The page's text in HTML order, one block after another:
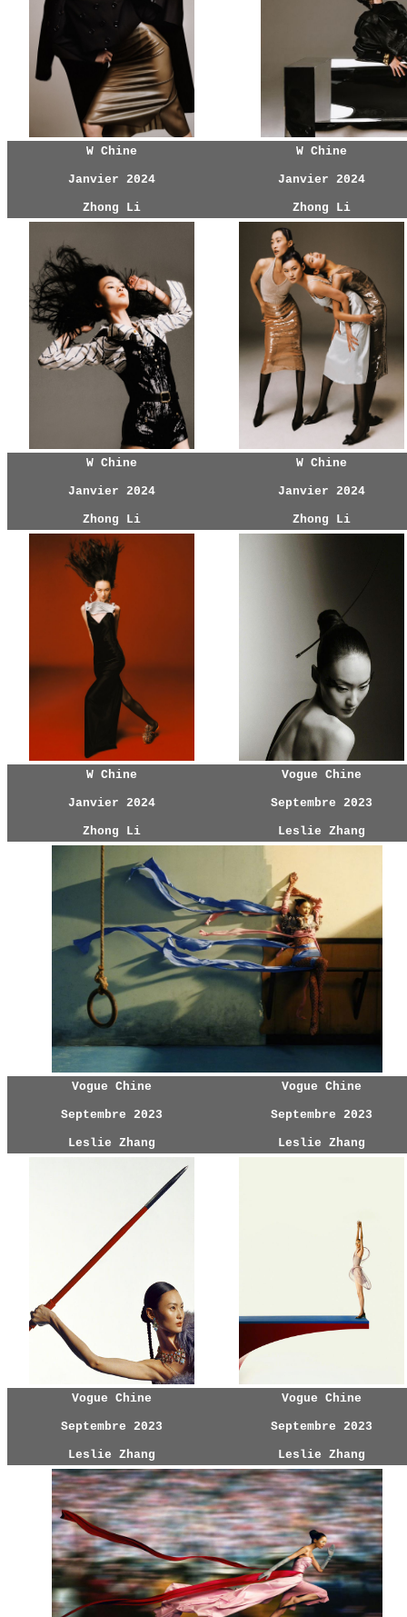
W Chine
Janvier 2024
Zhong Li
W Chine
Janvier 2024
Zhong Li
W Chine
Janvier 2024
Zhong Li
W Chine
Janvier 2024
Zhong Li
W Chine
Janvier 2024
Zhong Li
Vogue Chine
Septembre 2023
Leslie Zhang
Vogue Chine
Septembre 2023
Leslie Zhang
Vogue Chine
Septembre 2023
Leslie Zhang
Vogue Chine
Septembre 2023
Leslie Zhang
Vogue Chine
Septembre 2023
Leslie Zhang